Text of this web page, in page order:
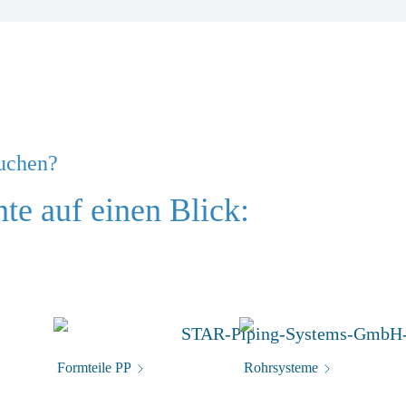
auf einen Blick:
Formteile PP Rohrsysteme